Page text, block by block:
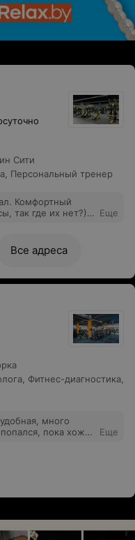
Сити
, Персональный тренер
так где их нет?)
не первый
Еще
Все адреса
, Фитнес-диагностика,
много
пока хожу
Еще